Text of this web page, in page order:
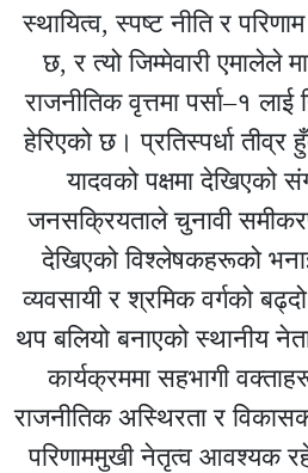
स्थायित्व, स्पष्ट नीति र
छ, र त्यो जिम्मेवारी एमालेले
राजनीतिक वृत्तमा पर्सा–१ लाई
हेरिएको छ। प्रतिस्पर्धा तीव्र
यादवको पक्षमा देखिएको
जनसक्रियताले चुनावी
देखिएको विश्लेषकहरूको
व्यवसायी र श्रमिक वर्गको
थप बलियो बनाएको स्थानीय
कार्यक्रममा सहभागी
राजनीतिक अस्थिरता र
परिणाममुखी नेतृत्व आवश्यक